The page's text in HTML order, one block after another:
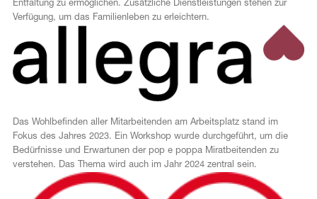
Entfaltung zu ermöglichen. Zusätzliche Dienstleistungen stehen zur
Verfügung, um das Familienleben zu erleichtern.
Das Wohlbefinden aller Mitarbeitenden am Arbeitsplatz stand im
Fokus des Jahres 2023. Ein Workshop wurde durchgeführt, um die
Bedürfnisse und Erwartunen der pop e poppa Miratbeitenden zu
verstehen. Das Thema wird auch im Jahr 2024 zentral sein.